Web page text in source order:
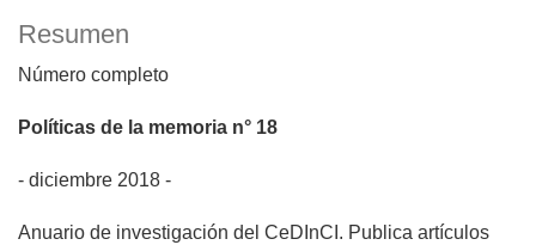
Resumen
Número completo
Políticas de la memoria n° 18
- diciembre 2018 -
Anuario de investigación del CeDInCI. Publica artículos